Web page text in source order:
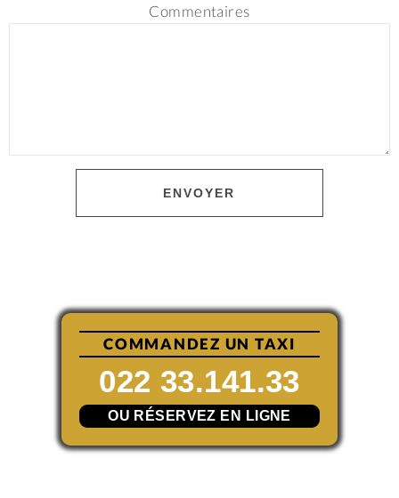
Commentaires
ENVOYER
COMMANDEZ UN TAXI
022 33.141.33
OU RÉSERVEZ EN LIGNE